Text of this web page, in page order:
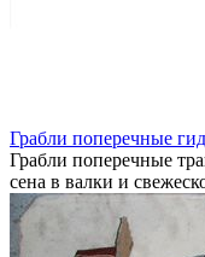
Грабли поперечные
Грабли поперечные
сена в валки и